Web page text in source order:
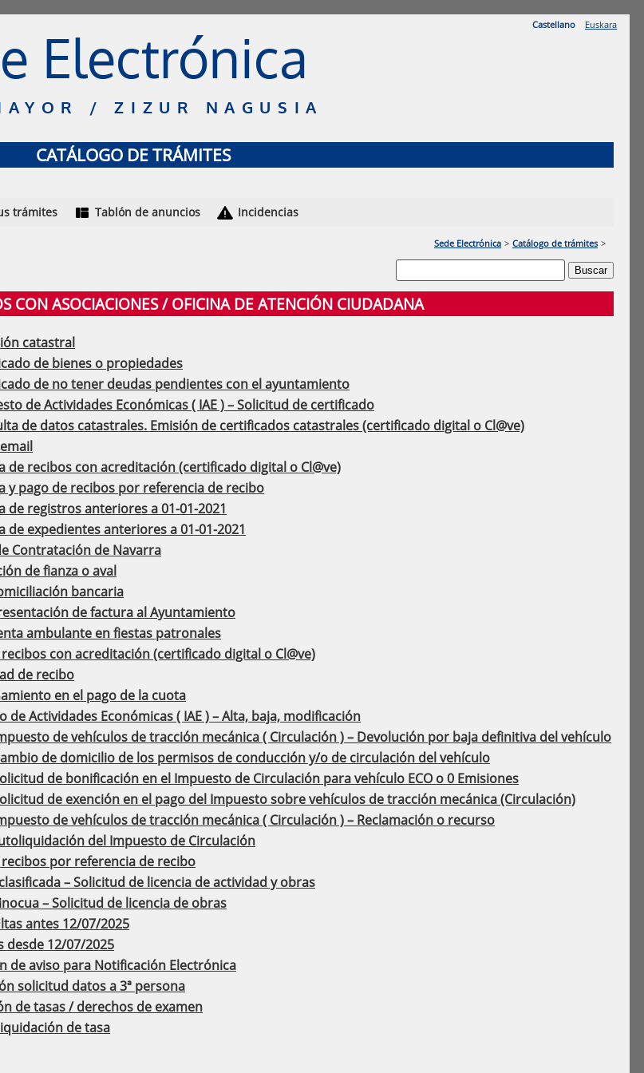
Castellano Euskara
Electrónica
/ ZIZUR NAGUSIA
CATÁLOGO DE TRÁMITES
trámites Tablón de anuncios Incidencias
Sede Electrónica > Catálogo de trámites >
CON ASOCIACIONES / OFICINA DE ATENCIÓN CIUDADANA
catastral
de bienes o propiedades
de no tener deudas pendientes con el ayuntamiento
de Actividades Económicas ( IAE ) – Solicitud de certificado
de datos catastrales. Emisión de certificados catastrales (certificado digital o Cl@ve)
de recibos con acreditación (certificado digital o Cl@ve)
y pago de recibos por referencia de recibo
de registros anteriores a 01-01-2021
de expedientes anteriores a 01-01-2021
Contratación de Navarra
de fianza o aval
bancaria
de factura al Ayuntamiento
ambulante en fiestas patronales
recibos con acreditación (certificado digital o Cl@ve)
de recibo
en el pago de la cuota
de Actividades Económicas ( IAE ) – Alta, baja, modificación
de vehículos de tracción mecánica ( Circulación ) – Devolución por baja definitiva del vehículo
de domicilio de los permisos de conducción y/o de circulación del vehículo
de bonificación en el Impuesto de Circulación para vehículo ECO o 0 Emisiones
de exención en el pago del Impuesto sobre vehículos de tracción mecánica (Circulación)
de vehículos de tracción mecánica ( Circulación ) – Reclamación o recurso
del Impuesto de Circulación
recibos por referencia de recibo
clasificada – Solicitud de licencia de actividad y obras
– Solicitud de licencia de obras
antes 12/07/2025
desde 12/07/2025
de aviso para Notificación Electrónica
solicitud datos a 3ª persona
de tasas / derechos de examen
de tasa